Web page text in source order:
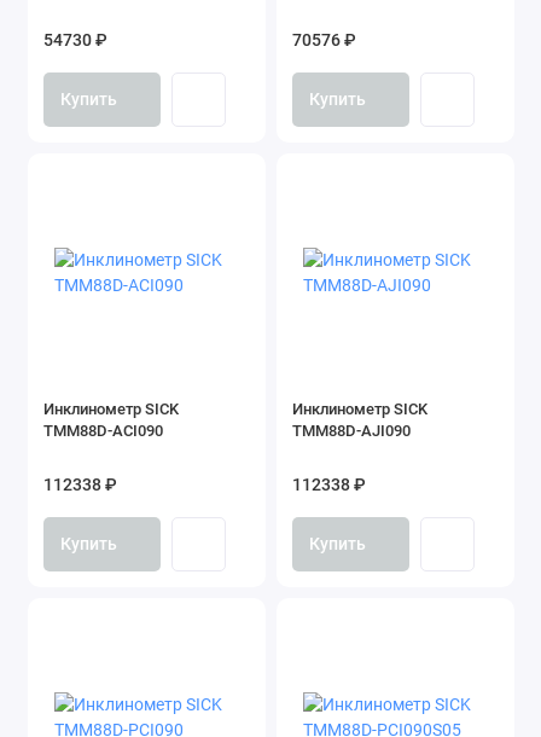
54730 ₽
Купить
70576 ₽
Купить
Инклинометр SICK
TMM88D-ACI090
112338 ₽
Купить
Инклинометр SICK
TMM88D-AJI090
112338 ₽
Купить